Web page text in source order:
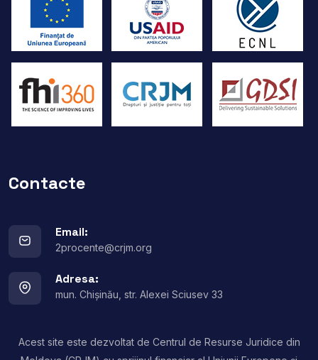
Contacte
Email:
2procente@crjm.org
Adresa:
mun. Chișinău, str. Alexei Sciusev 33
Acest site este dezvoltat de Centrul de Resurse Juridice din